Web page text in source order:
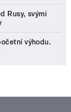
Rusy, svými
výhodu.